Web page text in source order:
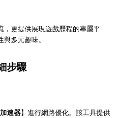
，更提供展現遊戲歷程的專屬平
多元趣味。
步驟
速器】進行網路優化。該工具提供